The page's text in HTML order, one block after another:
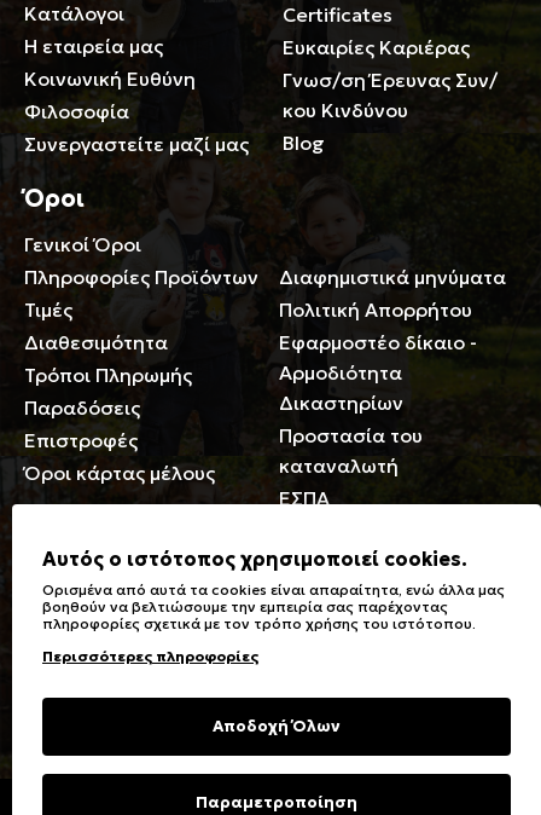
Κατάλογοι
Η εταιρεία μας
Κοινωνική Ευθύνη
Φιλοσοφία
Συνεργαστείτε μαζί μας
Certificates
Ευκαιρίες Καριέρας
Γνωσ/ση Έρευνας Συν/
κου Κινδύνου
Blog
Όροι
Γενικοί Όροι
Πληροφορίες Προϊόντων
Τιμές
Διαθεσιμότητα
Τρόποι Πληρωμής
Παραδόσεις
Επιστροφές
Όροι κάρτας μέλους
Περιορισμοί ευθύνης
Διαφημιστικά μηνύματα
Πολιτική Απορρήτου
Εφαρμοστέο δίκαιο -
Αρμοδιότητα
Δικαστηρίων
Προστασία του
καταναλωτή
ΕΣΠΑ
Γενικά
Καταστήματα
Ειδικές Εκπτώσεις ΑμΕΑ
Δωροκάρτες
Συχνές Ερωτήσεις
Φροντίδα Ρούχων
Σύμβολα πλύσης,
σιδερώματος
υφασμάτων
Επικοινωνία
Αυτός ο ιστότοπος χρησιμοποιεί cookies.
Ορισμένα από αυτά τα cookies είναι απαραίτητα, ενώ άλλα μας
βοηθούν να βελτιώσουμε την εμπειρία σας παρέχοντας
πληροφορίες σχετικά με τον τρόπο χρήσης του ιστότοπου.
Περισσότερες πληροφορίες
Αποδοχή Όλων
Παραμετροποίηση